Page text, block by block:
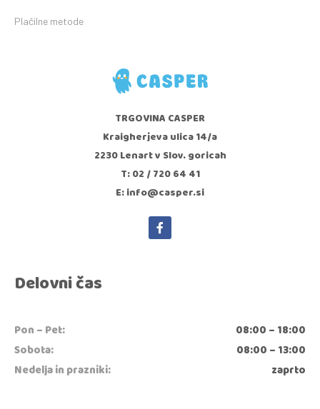
Plačilne metode
TRGOVINA CASPER
Kraigherjeva ulica 14/a
2230 Lenart v Slov. goricah
T: 02 / 720 64 41
E: info@casper.si
Delovni čas
Pon – Pet:
08:00 – 18:00
Sobota:
08:00 – 13:00
Nedelja in prazniki:
zaprto